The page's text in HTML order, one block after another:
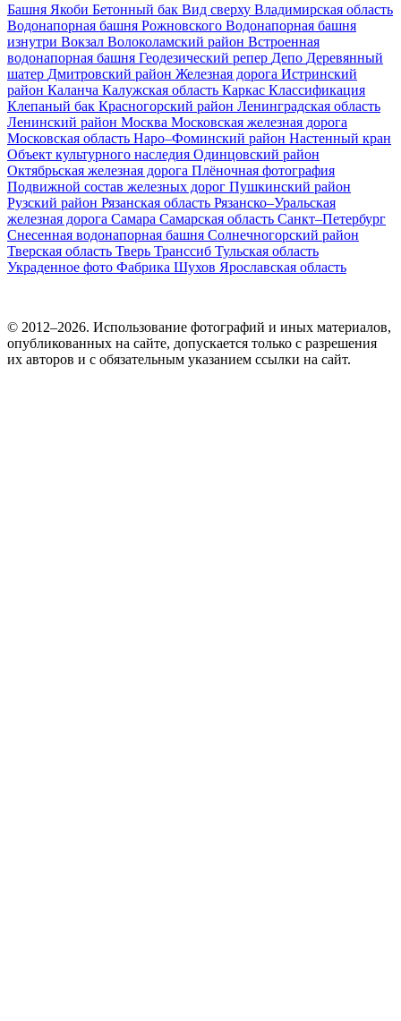
Башня Якоби Бетонный бак Вид сверху Владимирская область
Водонапорная башня Рожновского Водонапорная башня
изнутри Вокзал Волоколамский район Встроенная
водонапорная башня Геодезический репер Депо Деревянный
шатер Дмитровский район Железная дорога Истринский
район Каланча Калужская область Каркас Классификация
Клепаный бак Красногорский район Ленинградская область
Ленинский район Москва Московская железная дорога
Московская область Наро–Фоминский район Настенный кран
Объект культурного наследия Одинцовский район
Октябрьская железная дорога Плёночная фотография
Подвижной состав железных дорог Пушкинский район
Рузский район Рязанская область Рязанско–Уральская
железная дорога Самара Самарская область Санкт–Петербург
Снесенная водонапорная башня Солнечногорский район
Тверская область Тверь Транссиб Тульская область
Украденное фото Фабрика Шухов Ярославская область
© 2012–2026. Использование фотографий и иных материалов,
опубликованных на сайте, допускается только с разрешения
их авторов и c обязательным указанием ссылки на сайт.